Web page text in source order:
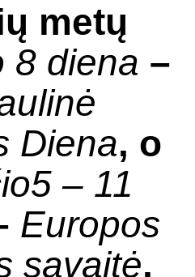
metų
8 diena –
Diena, o
– 11
Europos
savaitė,